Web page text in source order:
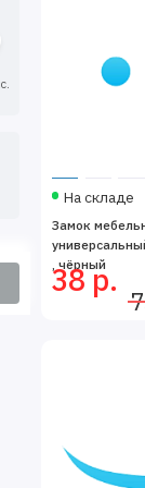
На складе
Замок
, чёрный
38 р.